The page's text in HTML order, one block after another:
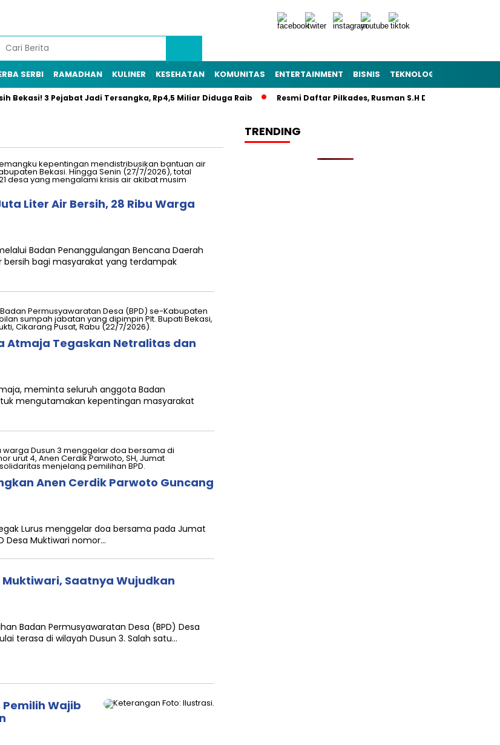
SERBI RAMADHAN KULINER KESEHATAN KOMUNITAS ENTERTAINMENT BISNIS TEKNOLOGI
3 Pejabat Jadi Tersangka, Rp4,5 Miliar Diduga Raib Resmi Daftar Pilkades, Rusman S.H Diantar Sekitar
Liter Air Bersih, 28 Ribu Warga
Badan Penanggulangan Bencana Daerah
bagi masyarakat yang terdampak
Atmaja Tegaskan Netralitas dan
meminta seluruh anggota Badan
mengutamakan kepentingan masyarakat
Anen Cerdik Parwoto Guncang
Lurus menggelar doa bersama pada Jumat
Desa Muktiwari nomor…
Muktiwari, Saatnya Wujudkan
Badan Permusyawaratan Desa (BPD) Desa
terasa di wilayah Dusun 3. Salah satu…
Wajib
TRENDING